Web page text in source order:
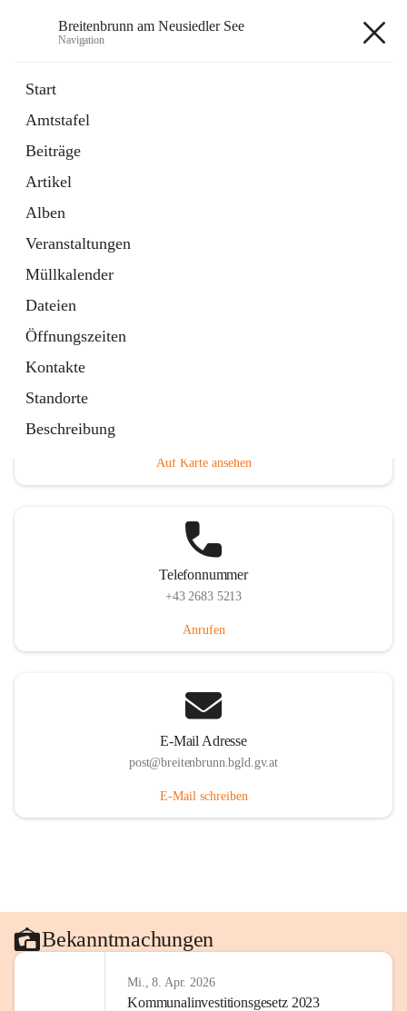
Breitenbrunn am Neusiedler See
Navigation
Start
Amtstafel
Beiträge
Artikel
Alben
Veranstaltungen
Müllkalender
Dateien
Öffnungszeiten
Kontakte
Standorte
Beschreibung
18 Schnellzugriffe
Gemeindeservice
Auf Karte ansehen
Telefonnummer
+43 2683 5213
Anrufen
E-Mail Adresse
post@breitenbrunn.bgld.gv.at
E-Mail schreiben
Bekanntmachungen
Mi., 8. Apr. 2026
Kommunalinvestitionsgesetz 2023